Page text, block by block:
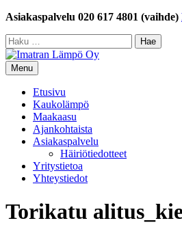
Siirry
Asiakaspalvelu 020 617 4801 (vaihde)
Haku:
Menu
Etusivu
Kaukolämpö
Maakaasu
Ajankohtaista
Asiakaspalvelu
Häiriötiedotteet
Yritystietoa
Yhteystiedot
Torikatu